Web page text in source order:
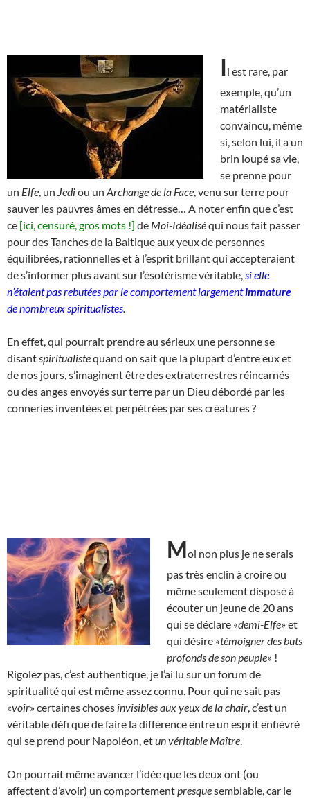
Il est rare, par
exemple, qu’un
matérialiste
convaincu, même
si, selon lui, il a un
brin loupé sa vie,
se prenne pour
un Elfe , un Jediou un Archange de la Face , venu sur terre pour
sauver les pauvres âmes en détresse… A noter enfin que c’est
ce [ici, censuré, gros mots !] de Moi-Idéaliséqui nous fait passer
pour des Tanches de la Baltique aux yeux de personnes
équilibrées, rationnelles et à l’esprit brillant qui accepteraient
de s’informer plus avant sur l’ésotérisme véritable, si elle
n’étaient pas rebutées par le comportement largementimmature
de nombreux spiritualistes
En effet, qui pourrait prendre au sérieux une personne se
disant spiritualistequand on sait que la plupart d’entre eux et
de nos jours, s’imaginent être des extraterrestres réincarnés
ou des anges envoyés sur terre par un Dieu débordé par les
conneries inventées et perpétrées par ses créatures ?
Moi non plus je ne serais
pas très enclin à croire ou
même seulement disposé à
écouter un jeune de 20 ans
qui se déclare «demi-Elfe» et
qui désire «témoigner des buts
profonds de son peuple» !
Rigolez pas, c’est authentique, je l’ai lu sur un forum de
spiritualité qui est même assez connu. Pour qui ne sait pas
«voir» certaines choses invisibles aux yeux de la chair , c’est un
véritable défi que de faire la différence entre un esprit enfiévré
qui se prend pour Napoléon, etun véritable Maître
On pourrait même avancer l’idée que les deux ont (ou
affectent d’avoir) un comportementpresquesemblable, car le